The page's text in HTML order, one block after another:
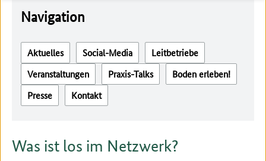
Navigation
Aktuelles Social-Media
Leitbetriebe
Veranstaltungen
Praxis-Talks
Boden erleben!
Presse
Kontakt
Was ist los im Netzwerk?